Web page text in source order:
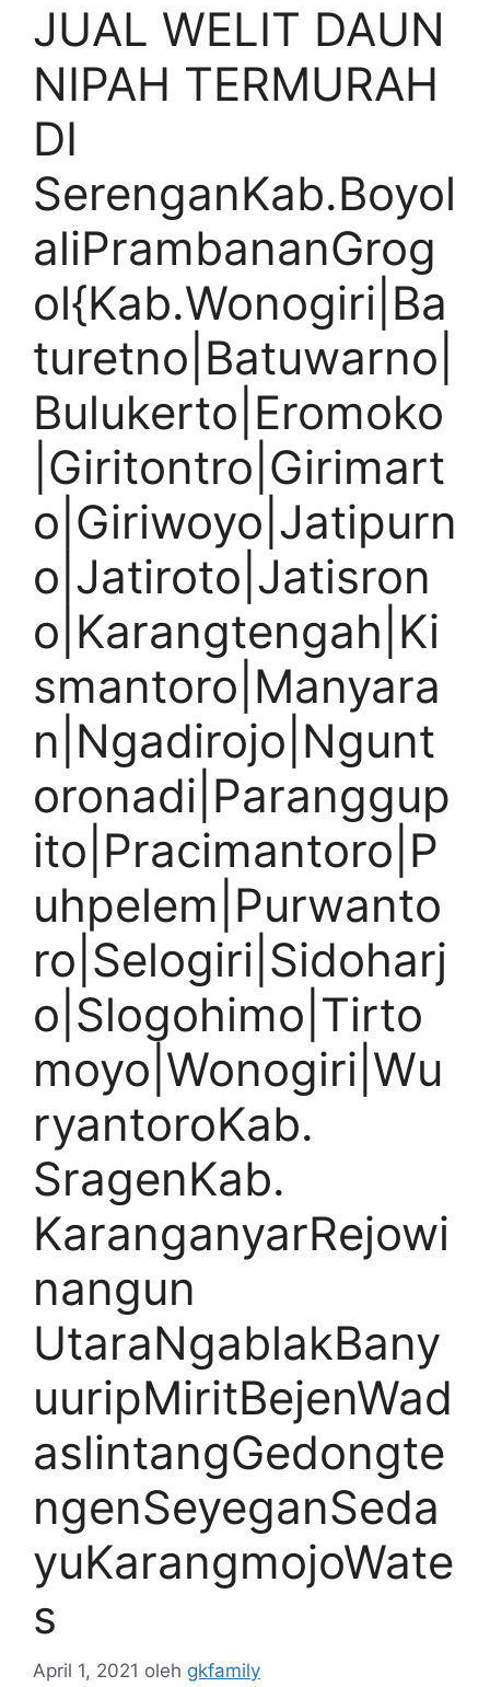
JUAL WELIT DAUN
NIPAH TERMURAH
DI
SerenganKab.Boyol
aliPrambananGrog
ol{Kab.Wonogiri|Ba
turetno|Batuwarno|
Bulukerto|Eromoko
|Giritontro|Girimart
o|Giriwoyo|Jatipurn
o|Jatiroto|Jatisron
o|Karangtengah|Ki
smantoro|Manyara
n|Ngadirojo|Ngunt
oronadi|Paranggup
ito|Pracimantoro|P
uhpelem|Purwanto
ro|Selogiri|Sidoharj
o|Slogohimo|Tirto
moyo|Wonogiri|Wu
ryantoroKab.
SragenKab.
KaranganyarRejowi
nangun
UtaraNgablakBany
uuripMiritBejenWad
aslintangGedongte
ngenSeyeganSeda
yuKarangmojoWate
s
April 1, 2021 oleh gkfamily